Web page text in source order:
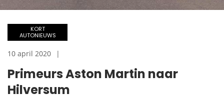
Primeurs Aston Martin naar
Hilversum
KORT
AUTONIEUWS
10 april 2020